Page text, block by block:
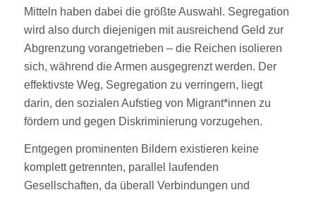
Mitteln haben dabei die größte Auswahl. Segregation
wird also durch diejenigen mit ausreichend Geld zur
Abgrenzung vorangetrieben – die Reichen isolieren
sich, während die Armen ausgegrenzt werden. Der
effektivste Weg, Segregation zu verringern, liegt
darin, den sozialen Aufstieg von Migrant*innen zu
fördern und gegen Diskriminierung vorzugehen.
Entgegen prominenten Bildern existieren keine
komplett getrennten, parallel laufenden
Gesellschaften, da überall Verbindungen und